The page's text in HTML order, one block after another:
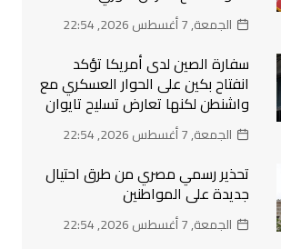
الجمعة, 7 أغسطس 2026, 22:54
سفارة الصين لدى أمريكا تؤكد
انفتاح بكين على الحوار العسكري مع
واشنطن لكنها تعارض تسليح تايوان
الجمعة, 7 أغسطس 2026, 22:54
تحذير رسمي مصري من طرق احتيال
جديدة على المواطنين
الجمعة, 7 أغسطس 2026, 22:54